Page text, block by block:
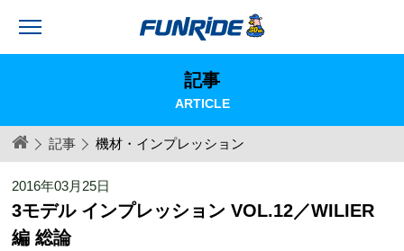
記事
ARTICLE
記事 機材・インプレッション
2016年03月25日
3モデル インプレッション VOL.12／WILIER
編 総論